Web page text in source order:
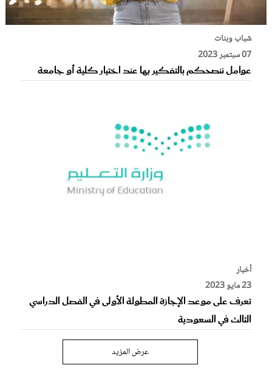
شباب وبنات
07 سبتمبر 2023
عوامل ننصحكم بالتفكير بها عند اختيار كلية أو جامعة
أخبار
23 مايو 2023
تعرف على موعد الإجازة المطولة الأولى في الفصل الدراسي
الثالث في السعودية
عرض المزيد